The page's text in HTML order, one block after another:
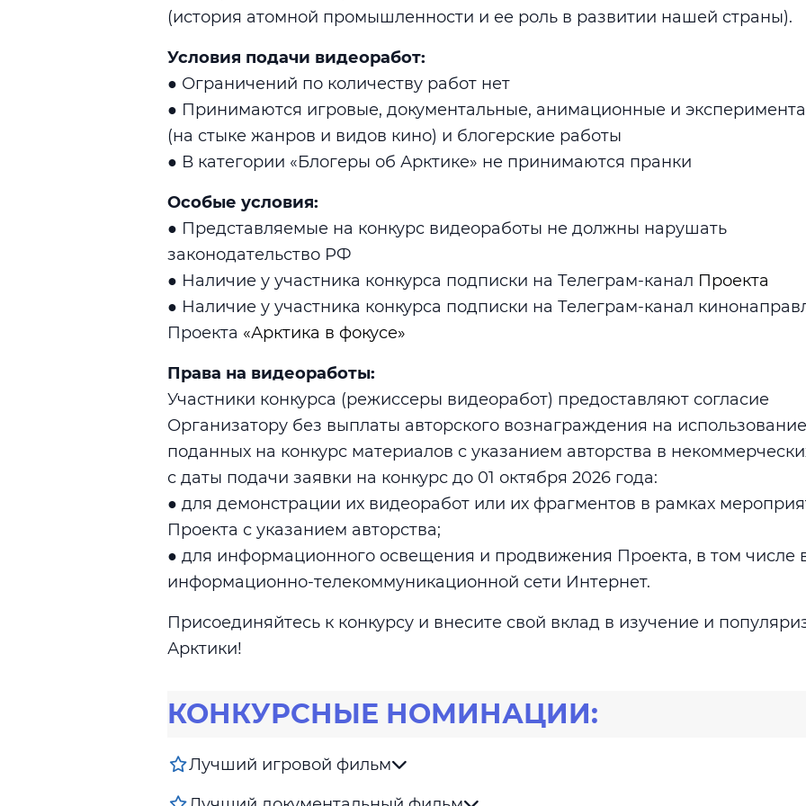
(история атомной промышленности и ее роль в развитии нашей страны).
Условия подачи видеоработ:
● Ограничений по количеству работ нет
● Принимаются игровые, документальные, анимационные и
(на стыке жанров и видов кино) и блогерские работы
● В категории «Блогеры об Арктике» не принимаются пранки
Особые условия:
● Представляемые на конкурс видеоработы не должны нарушать
законодательство РФ
● Наличие у участника конкурса подписки на Телеграм-канал Проекта
● Наличие у участника конкурса подписки на Телеграм-канал
Проекта «Арктика в фокусе»
Права на видеоработы:
Участники конкурса (режиссеры видеоработ) предоставляют согласие
Организатору без выплаты авторского вознаграждения на использование
поданных на конкурс материалов с указанием авторства в
с даты подачи заявки на конкурс до 01 октября 2026 года:
● для демонстрации их видеоработ или их фрагментов в рамках
Проекта с указанием авторства;
● для информационного освещения и продвижения Проекта, в том числе
информационно-телекоммуникационной сети Интернет.
Присоединяйтесь к конкурсу и внесите свой вклад в изучение и
Арктики!
КОНКУРСНЫЕ НОМИНАЦИИ:
Лучший игровой фильм